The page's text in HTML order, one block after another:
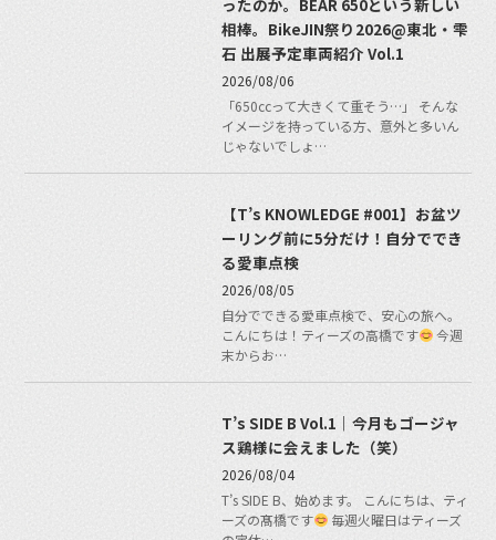
相棒。BikeJIN祭り2026@東北・雫
石 出展予定車両紹介 Vol.1
2026/08/06
「650ccって大きくて重そう…」 そんな
イメージを持っている方、意外と多いん
じゃないでしょ…
【T’s KNOWLEDGE #001】お盆ツ
ーリング前に5分だけ！自分ででき
る愛車点検
2026/08/05
自分でできる愛車点検で、安心の旅へ。
こんにちは！ティーズの高橋です
今週
末からお…
T’s SIDE B Vol.1｜今月もゴージャ
ス鶏様に会えました（笑）
2026/08/04
T’s SIDE B、始めます。 こんにちは、ティ
ーズの髙橋です
毎週火曜日はティーズ